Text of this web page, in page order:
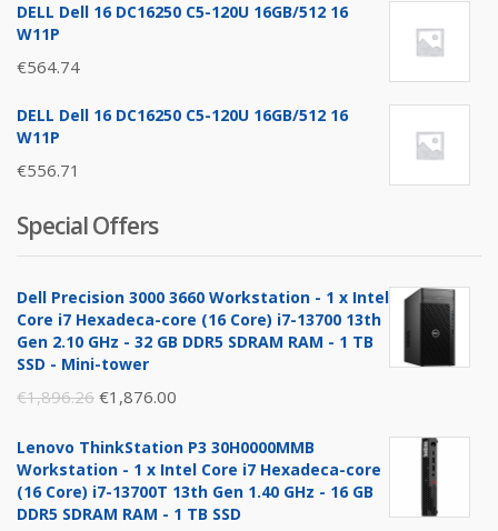
DELL Dell 16 DC16250 C5-120U 16GB/512 16
W11P
€564.74
DELL Dell 16 DC16250 C5-120U 16GB/512 16
W11P
€556.71
Special Offers
Dell Precision 3000 3660 Workstation - 1 x Intel
Core i7 Hexadeca-core (16 Core) i7-13700 13th
Gen 2.10 GHz - 32 GB DDR5 SDRAM RAM - 1 TB
SSD - Mini-tower
€1,896.26 Original
was:
€1,896.26.
€1,876.00
is:
€1,876.00.
Lenovo ThinkStation P3 30H0000MMB
Workstation - 1 x Intel Core i7 Hexadeca-core
(16 Core) i7-13700T 13th Gen 1.40 GHz - 16 GB
DDR5 SDRAM RAM - 1 TB SSD